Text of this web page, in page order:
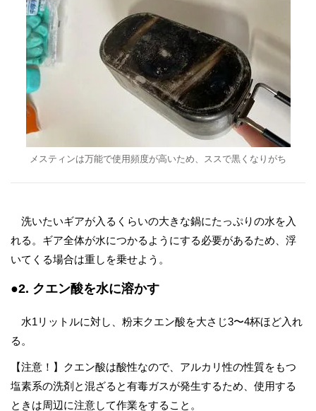
メスティンは万能で使用頻度が高いため、ススで黒くなりがち
洗いたいギアが入るくらいの大きな鍋にたっぷりの水を入
れる。ギア全体が水につかるようにする必要があるため、浮
いてくる場合は重しを乗せよう。
●2. クエン酸を水に溶かす
水1リットルに対し、粉末クエン酸を大さじ3〜4杯ほど入れ
る。
【注意！】クエン酸は酸性なので、アルカリ性の性質をもつ
塩素系の洗剤と混ざると有毒ガスが発生するため、使用する
ときは周辺に注意して作業をすること。